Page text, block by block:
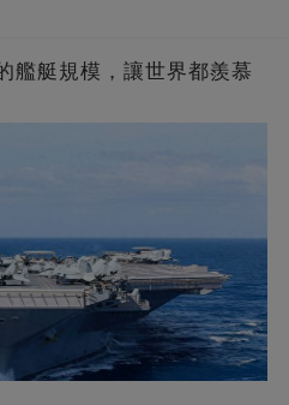
艦艇規模，讓世界都羨慕